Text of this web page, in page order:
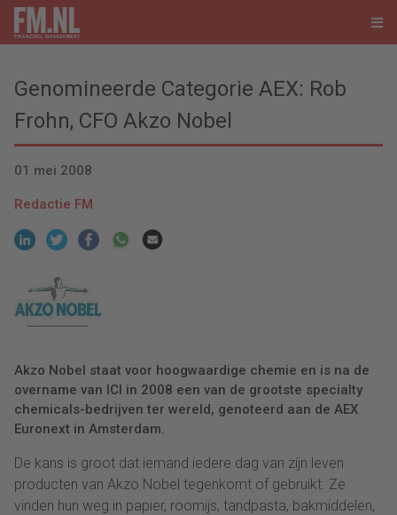
Genomineerde Categorie AEX: Rob
Frohn, CFO Akzo Nobel
01 mei 2008
Redactie FM
Akzo Nobel staat voor hoogwaardige chemie en is na de
overname van ICI in 2008 een van de grootste specialty
chemicals-bedrijven ter wereld, genoteerd aan de AEX
Euronext in Amsterdam.
De kans is groot dat iemand iedere dag van zijn leven
producten van Akzo Nobel tegenkomt of gebruikt. Ze
vinden hun weg in papier, roomijs, tandpasta, bakmiddelen,